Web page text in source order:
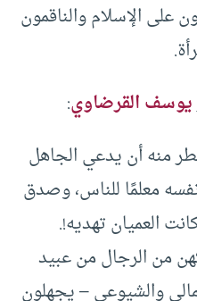
على الإسلام والناقمون
يوسف القرضاوي:
منه أن يدعي الجاهل
معلمًا للناس، وصدق
العميان تهديه!.
من الرجال من عبيد
والشيوعي – يجهلون